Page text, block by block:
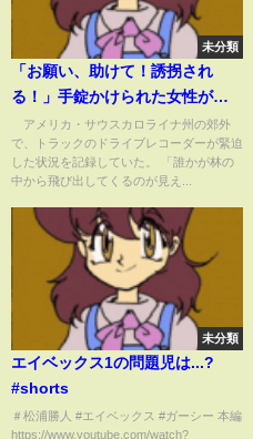
未分類
「お願い、助けて！誘拐され
る！」手錠かけられた女性が飛
び出しSOS→“偽警察官”が追っ
てくる恐怖の瞬間 米(ABEMA
TIMES)
アメリカ・サウスカロライナ州の郊外
で、トラックのドライブレコーダーが緊迫
した状況を記録していた。 「誰かが林の
中から飛び出してくるのが見え...
未分類
エイベックス1の問題児は...?
#shorts
＃松浦勝人 #エイベックス #ガーシー 本編
https://www.youtube.com/watch?